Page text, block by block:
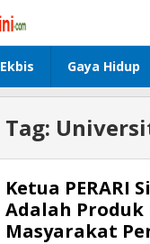
Ekbis Gaya Hidup
Tag:
Ketua PERARI
Adalah Produk
Masyarakat